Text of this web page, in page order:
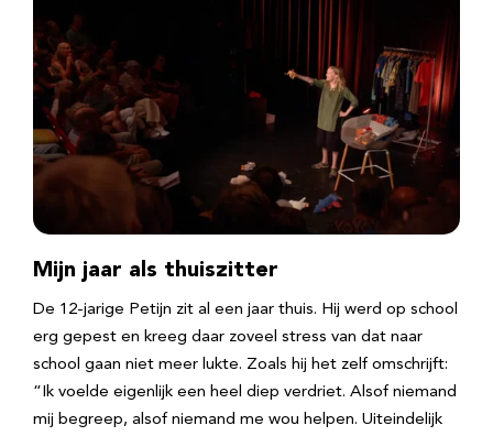
Mijn jaar als thuiszitter
De 12-jarige Petijn zit al een jaar thuis. Hij werd op school
erg gepest en kreeg daar zoveel stress van dat naar
school gaan niet meer lukte. Zoals hij het zelf omschrijft:
“Ik voelde eigenlijk een heel diep verdriet. Alsof niemand
mij begreep, alsof niemand me wou helpen. Uiteindelijk